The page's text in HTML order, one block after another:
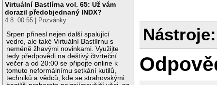
Virtuální Bastlírna vol. 65: Už vám
dorazil předobjednaný INDX?
4.8. 00:55 | Pozvánky
Srpen přinesl nejen další spalující
vedro, ale také Virtuální Bastlírnu s
neméně žhavými novinkami. Využijte
tedy předpovědi na deštivý čtvrteční
večer a od 20:00 se připojte online k
tomuto neformálnímu setkání kutilů,
techniků a vědců, kde se strahovskými
Nástroje: